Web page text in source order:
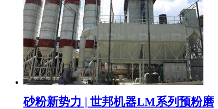
砂粉新势力 | 世邦机器LM系列预粉磨